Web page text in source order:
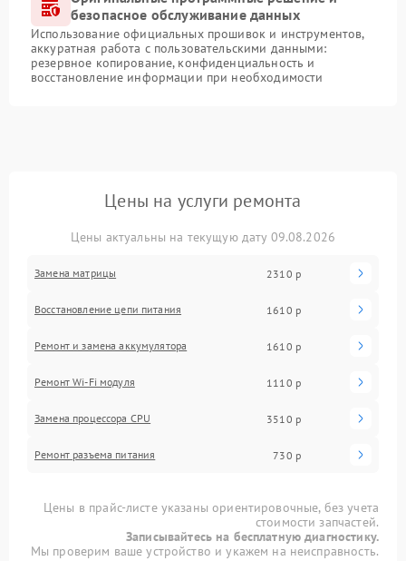
безопасное обслуживание данных
Использование официальных прошивок и инструментов,
аккуратная работа с пользовательскими данными:
резервное копирование, конфиденциальность и
восстановление информации при необходимости
Цены на услуги ремонта
Цены актуальны на текущую дату 09.08.2026
Замена матрицы 2310 р
Восстановление цепи питания 1610 р
Ремонт и замена аккумулятора 1610 р
Ремонт Wi-Fi модуля 1110 р
Замена процессора CPU 3510 р
Ремонт разъема питания 730 р
Цены в прайс-листе указаны ориентировочные, без учета
стоимости запчастей.
Записывайтесь на бесплатную диагностику.
Мы проверим ваше устройство и укажем на неисправность.